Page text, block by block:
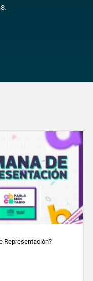
Representación?